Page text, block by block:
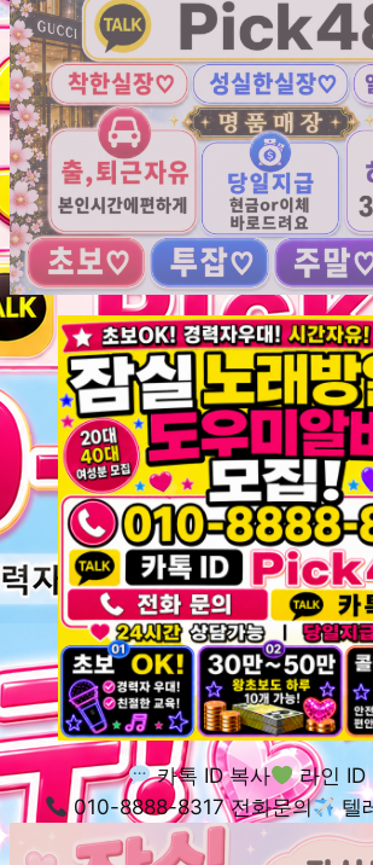
카톡 ID 복사
라인 ID
010-8888-8317 전화문의
텔